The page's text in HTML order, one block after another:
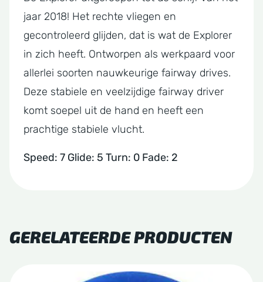
jaar 2018! Het rechte vliegen en
gecontroleerd glijden, dat is wat de Explorer
in zich heeft. Ontworpen als werkpaard voor
allerlei soorten nauwkeurige fairway drives.
Deze stabiele en veelzijdige fairway driver
komt soepel uit de hand en heeft een
prachtige stabiele vlucht.
Speed: 7 Glide: 5 Turn: 0 Fade: 2
GERELATEERDE PRODUCTEN